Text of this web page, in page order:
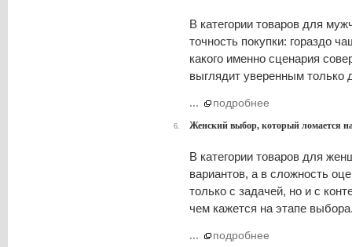
В категории товаров для
точность покупки: гораздо
какого именно сценария
выглядит уверенным только
... подробнее
6. Женский выбор, который ломается
В категории товаров для
вариантов, а в сложность
только с задачей, но и с
чем кажется на этапе
... подробнее